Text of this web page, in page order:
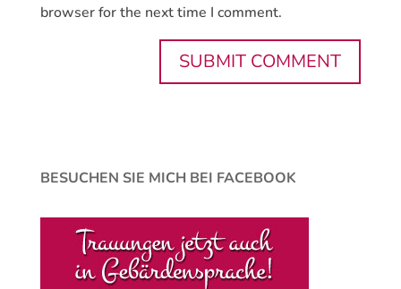
browser for the next time I comment.
BESUCHEN SIE MICH BEI FACEBOOK